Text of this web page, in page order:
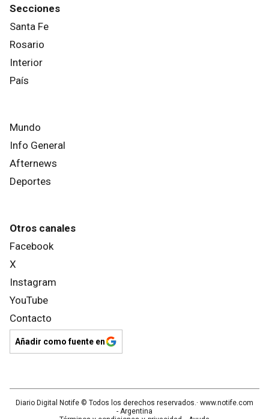
Secciones
Santa Fe
Rosario
Interior
País
Mundo
Info General
Afternews
Deportes
Otros canales
Facebook
X
Instagram
YouTube
Contacto
Añadir como fuente en
Diario Digital Notife © Todos los derechos reservados.· www.notife.com
- Argentina